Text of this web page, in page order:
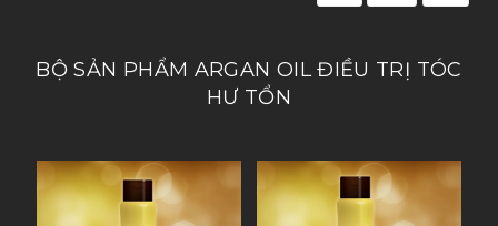
BỘ SẢN PHẨM ARGAN OIL ĐIỀU TRỊ TÓC
HƯ TỔN